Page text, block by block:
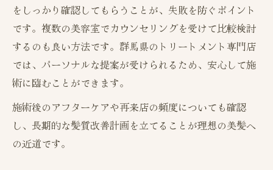
をしっかり確認してもらうことが、失敗を防ぐポイント
です。複数の美容室でカウンセリングを受けて比較検討
するのも良い方法です。群馬県のトリートメント専門店
では、パーソナルな提案が受けられるため、安心して施
術に臨むことができます。
施術後のアフターケアや再来店の頻度についても確認
し、長期的な髪質改善計画を立てることが理想の美髪へ
の近道です。